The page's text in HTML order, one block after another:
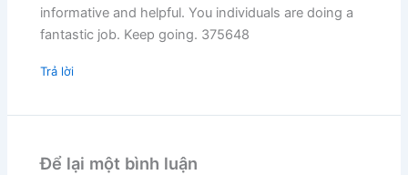
informative and helpful. You individuals are doing a
fantastic job. Keep going. 375648
Trả lời
Để lại một bình luận